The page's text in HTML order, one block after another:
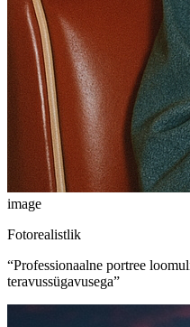
image
Fotorealistlik
“Professionaalne portree
teravussügavusega”